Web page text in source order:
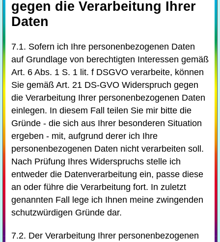
gegen die Verarbeitung Ihrer
Daten
7.1. Sofern ich Ihre personenbezogenen Daten
auf Grundlage von berechtigten Interessen gemäß
Art. 6 Abs. 1 S. 1 lit. f DSGVO verarbeite, können
Sie gemäß Art. 21 DS-GVO Widerspruch gegen
die Verarbeitung Ihrer personenbezogenen Daten
einlegen. In diesem Fall teilen Sie mir bitte die
Gründe - die sich aus Ihrer besonderen Situation
ergeben - mit, aufgrund derer ich Ihre
personenbezogenen Daten nicht verarbeiten soll.
Nach Prüfung Ihres Widerspruchs stelle ich
entweder die Datenverarbeitung ein, passe diese
an oder führe die Verarbeitung fort. In zuletzt
genannten Fall lege ich Ihnen meine zwingenden
schutzwürdigen Gründe dar.
7.2. Der Verarbeitung Ihrer personenbezogenen